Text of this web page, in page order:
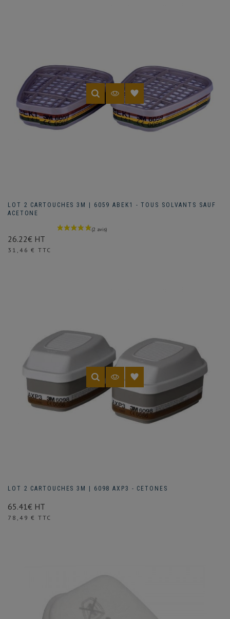
(1 avis)
LOT 2 CARTOUCHES 3M | 6059 ABEK1 - TOUS SOLVANTS SAUF
ACETONE
26.22€ HT
Prix
31,46 € TTC
LOT 2 CARTOUCHES 3M | 6098 AXP3 - CETONES
65.41€ HT
Prix
78,49 € TTC